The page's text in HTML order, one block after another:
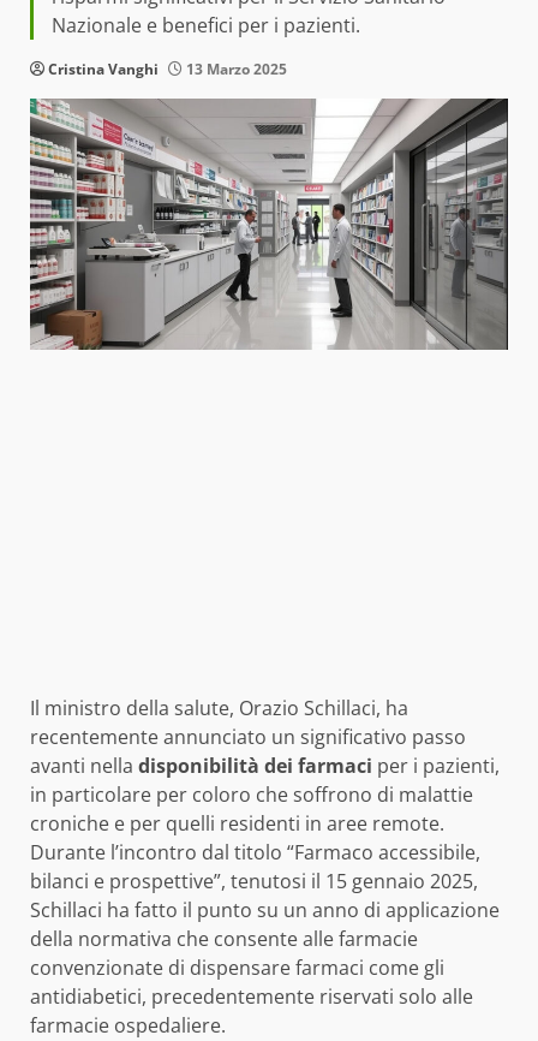
Nazionale e benefici per i pazienti.
Cristina Vanghi 13 Marzo 2025
Il ministro della salute, Orazio Schillaci, ha
recentemente annunciato un significativo passo
avanti nella disponibilità dei farmaci per i pazienti,
in particolare per coloro che soffrono di malattie
croniche e per quelli residenti in aree remote.
Durante l’incontro dal titolo “Farmaco accessibile,
bilanci e prospettive”, tenutosi il 15 gennaio 2025,
Schillaci ha fatto il punto su un anno di applicazione
della normativa che consente alle farmacie
convenzionate di dispensare farmaci come gli
antidiabetici, precedentemente riservati solo alle
farmacie ospedaliere.